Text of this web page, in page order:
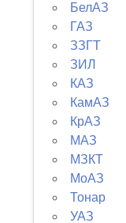
БелАЗ
ГАЗ
ЗЗГТ
ЗИЛ
КАЗ
КамАЗ
КрАЗ
МАЗ
МЗКТ
МоАЗ
Тонар
УАЗ